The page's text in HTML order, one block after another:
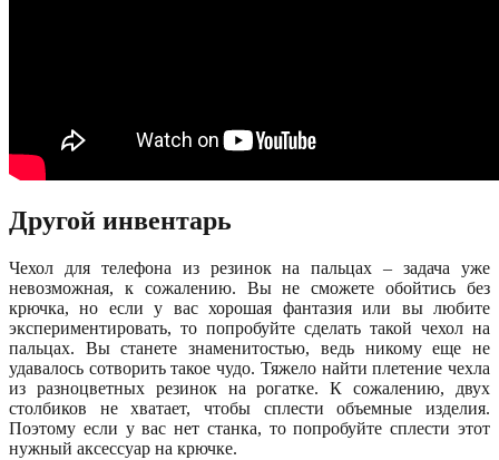
Другой инвентарь
Чехол для телефона из резинок на пальцах – задача уже
невозможная, к сожалению. Вы не сможете обойтись без
крючка, но если у вас хорошая фантазия или вы любите
экспериментировать, то попробуйте сделать такой чехол на
пальцах. Вы станете знаменитостью, ведь никому еще не
удавалось сотворить такое чудо. Тяжело найти плетение чехла
из разноцветных резинок на рогатке. К сожалению, двух
столбиков не хватает, чтобы сплести объемные изделия.
Поэтому если у вас нет станка, то попробуйте сплести этот
нужный аксессуар на крючке.